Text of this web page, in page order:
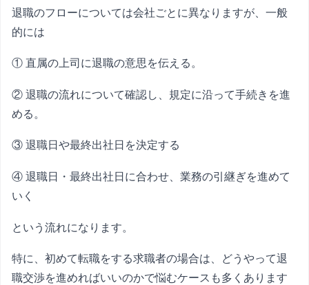
退職のフローについては会社ごとに異なりますが、一般
的には
① 直属の上司に退職の意思を伝える。
② 退職の流れについて確認し、規定に沿って手続きを進
める。
③ 退職日や最終出社日を決定する
④ 退職日・最終出社日に合わせ、業務の引継ぎを進めて
いく
という流れになります。
特に、初めて転職をする求職者の場合は、どうやって退
職交渉を進めればいいのかで悩むケースも多くあります